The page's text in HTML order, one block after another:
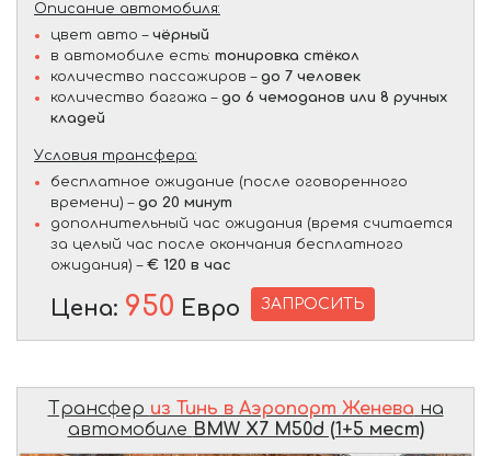
Описание автомобиля:
цвет авто – чёрный
в автомобиле есть: тонировка стёкол
количество пассажиров – до 7 человек
количество багажа – до 6 чемоданов или 8 ручных
кладей
Условия трансфера:
бесплатное ожидание (после оговоренного
времени) – до 20 минут
дополнительный час ожидания (время считается
за целый час после окончания бесплатного
ожидания) – € 120 в час
Цена: 950 Евро ЗАПРОСИТЬ
Трансфер из Тинь в Аэропорт Женева на
автомобиле BMW X7 M50d (1+5 мест)